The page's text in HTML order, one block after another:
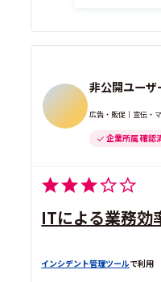
非公開ユーザ
広告・販促｜宣伝・
企業所属 確認
ITによる業務効
インシデント管理ツールで利用